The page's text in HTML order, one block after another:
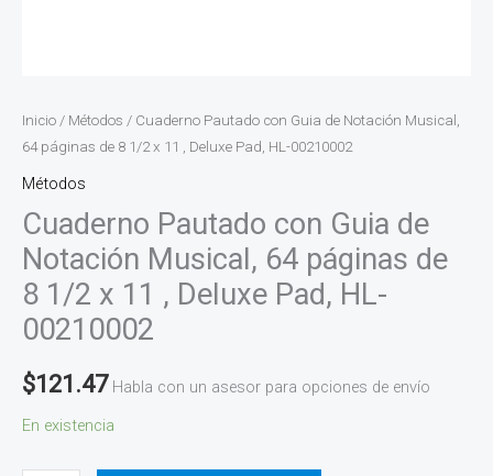
Inicio / Métodos / Cuaderno Pautado con Guia de Notación Musical,
64 páginas de 8 1/2 x 11 , Deluxe Pad, HL-00210002
Métodos
Cuaderno Pautado con Guia de
Notación Musical, 64 páginas de
8 1/2 x 11 , Deluxe Pad, HL-
00210002
$121.47 Habla con un asesor para opciones de envío
En existencia
Pad,
HL-
00210002